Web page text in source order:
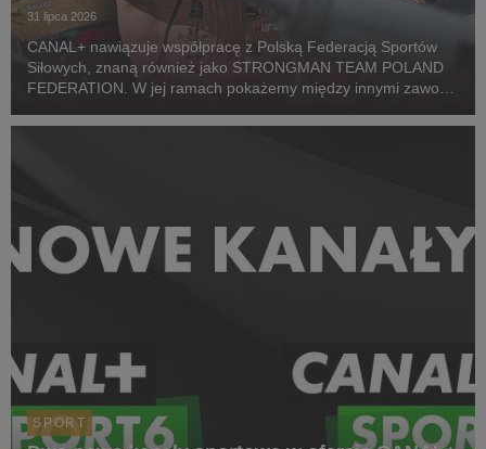
31 lipca 2026
CANAL+ nawiązuje współpracę z Polską Federacją Sportów
Siłowych, znaną również jako STRONGMAN TEAM POLAND
FEDERATION. W jej ramach pokażemy między innymi zawody
Pierwszym wydarzeniem prezentowanym w CANAL+ SPORT 5
SPORT